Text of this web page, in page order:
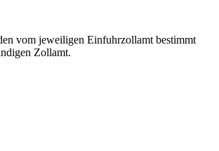
vom jeweiligen Einfuhrzollamt bestimmt
Zollamt.